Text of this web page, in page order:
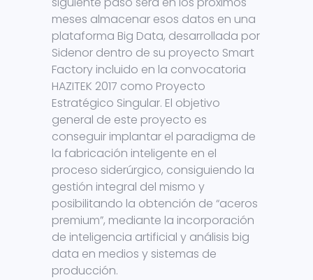
meses almacenar esos datos en una
plataforma Big Data, desarrollada por
Sidenor dentro de su proyecto Smart
Factory incluido en la convocatoria
HAZITEK 2017 como Proyecto
Estratégico Singular. El objetivo
general de este proyecto es
conseguir implantar el paradigma de
la fabricación inteligente en el
proceso siderúrgico, consiguiendo la
gestión integral del mismo y
posibilitando la obtención de “aceros
premium”, mediante la incorporación
de inteligencia artificial y análisis big
data en medios y sistemas de
producción.